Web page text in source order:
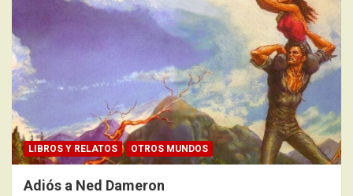
LIBROS Y RELATOS OTROS MUNDOS
Adiós a Ned Dameron